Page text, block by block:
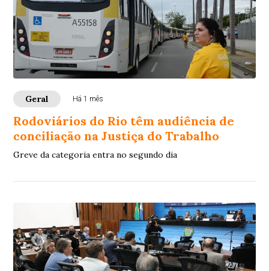
Geral Há 1 mês
Rodoviários do Rio têm audiência de
conciliação na Justiça do Trabalho
Greve da categoria entra no segundo dia